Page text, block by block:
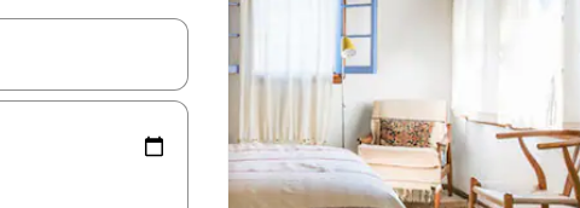
використовуйте для навігації сторінкою клавіші зі стрілками вгору